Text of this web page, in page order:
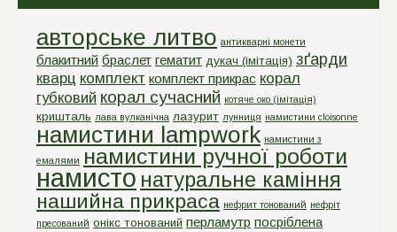
авторське литво антикварні монети
блакитний браслет гематит дукач (імітація) зґарди
кварц комплект комплект прикрас корал
губковий корал сучасний котяче око (імітація)
кришталь лава вулканічна лазурит лунниця намистини cloisonne
намистини lampwork намистини з
емалями намистини ручної роботи
намисто натуральне каміння
нашийна прикраса нефрит тонований нефріт
пресований онікс тонований перламутр посріблена